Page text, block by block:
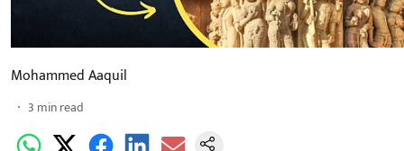
Mohammed Aaquil
3 min read